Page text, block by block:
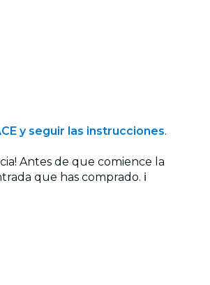
y seguir las instrucciones.
Antes de que comience la
que has comprado. ℹ